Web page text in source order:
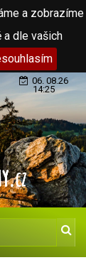
a zobrazíme
a dle vašich
06. 08.26
14:25